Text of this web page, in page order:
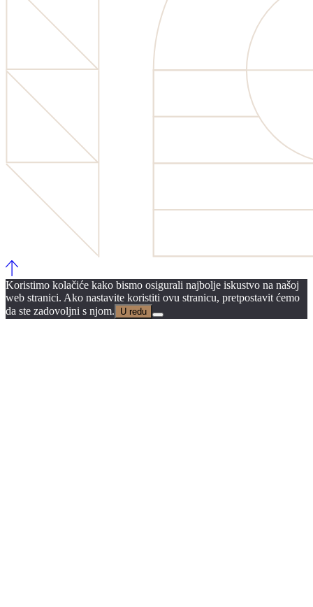
Koristimo kolačiće kako bismo osigurali najbolje iskustvo na našoj
web stranici. Ako nastavite koristiti ovu stranicu, pretpostavit ćemo
da ste zadovoljni s njom.
U redu